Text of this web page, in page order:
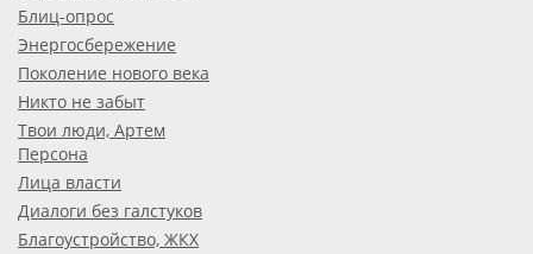
Блиц-опрос
Энергосбережение
Поколение нового века
Никто не забыт
Твои люди, Артем
Персона
Лица власти
Диалоги без галстуков
Благоустройство, ЖКХ